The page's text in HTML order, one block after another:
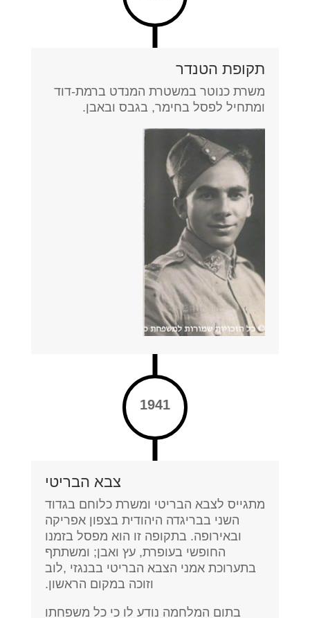
תקופת הטנדר
משרת כנוטר במשטרת המנדט ברמת-דוד
ומתחיל לפסל בחימר, בגבס ובאבן.
1941
צבא הבריטי
מתגייס לצבא הבריטי ומשרת כלוחם בגדוד
השני בבריגדה היהודית בצפון אפריקה
ובאירופה. בתקופה זו הוא מפסל בזמנו
החופשי בעופרת, עץ ואבן; ומשתתף
בתערוכת אמני הצבא הבריטי בבנגזי ,לוב
וזוכה במקום הראשון.
בתום המלחמה נודע לו כי כל משפחתו